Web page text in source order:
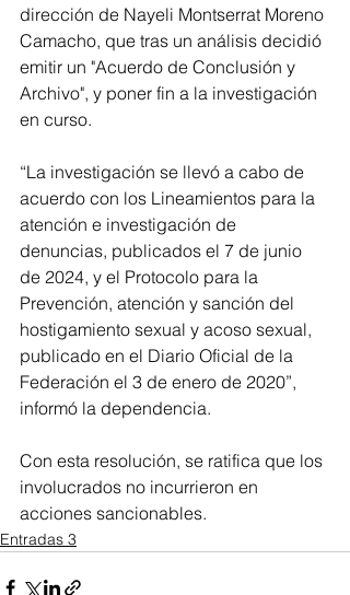
dirección de Nayeli Montserrat Moreno
Camacho, que tras un análisis decidió
emitir un "Acuerdo de Conclusión y
Archivo", y poner fin a la investigación
en curso.
“La investigación se llevó a cabo de
acuerdo con los Lineamientos para la
atención e investigación de
denuncias, publicados el 7 de junio
de 2024, y el Protocolo para la
Prevención, atención y sanción del
hostigamiento sexual y acoso sexual,
publicado en el Diario Oficial de la
Federación el 3 de enero de 2020”,
informó la dependencia.
Con esta resolución, se ratifica que los
involucrados no incurrieron en
acciones sancionables.
Entradas 3